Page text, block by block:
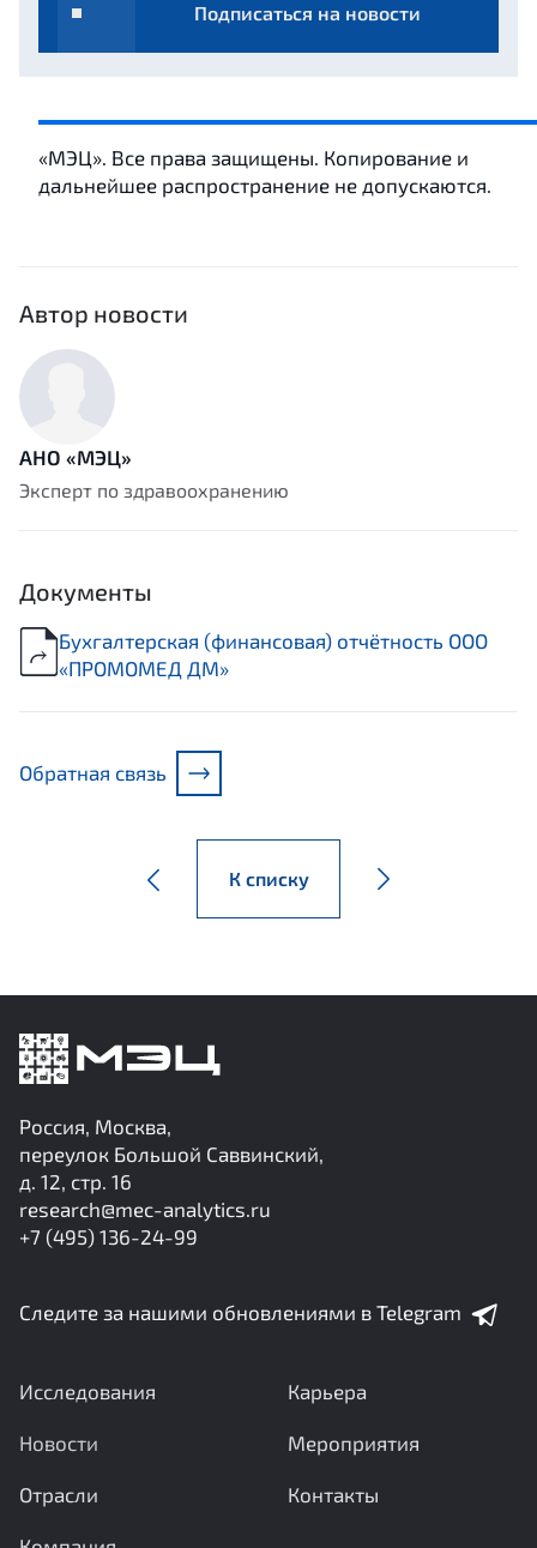
Подписаться на новости
«МЭЦ». Все права защищены. Копирование и
дальнейшее распространение не допускаются.
Автор новости
АНО «МЭЦ»
Эксперт по здравоохранению
Документы
Бухгалтерская (финансовая) отчётность ООО
«ПРОМОМЕД ДМ»
Обратная связь
К списку
Россия, Москва,
переулок Большой Саввинский,
д. 12, стр. 16
research@mec-analytics.ru
+7 (495) 136-24-99
Следите за нашими обновлениями в Telegram
Исследования
Новости
Отрасли
Карьера
Мероприятия
Контакты